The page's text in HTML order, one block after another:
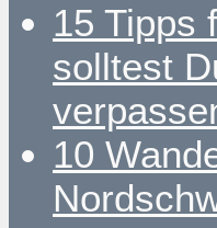
15 Tipps
solltest
10